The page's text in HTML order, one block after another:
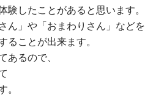
験したことがあると思います。
ん」や「おまわりさん」などを
ることが出来ます。
あるので、
。